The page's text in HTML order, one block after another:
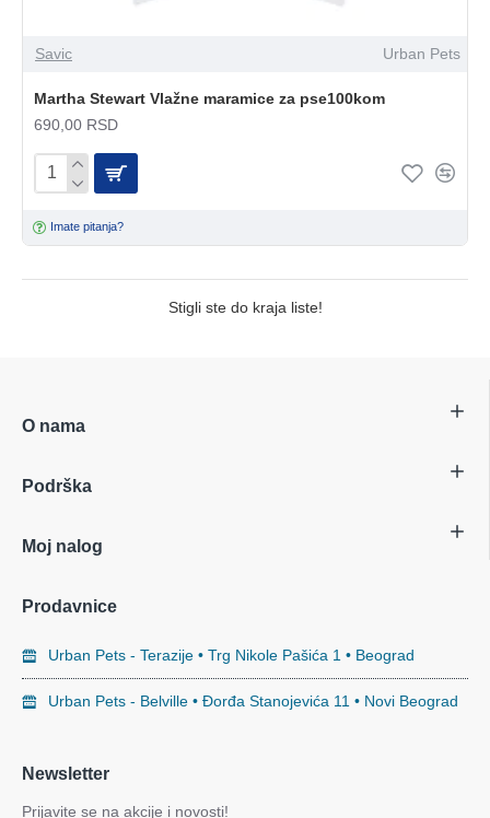
Savic Urban Pets
Martha Stewart Vlažne maramice za pse100kom
690,00 RSD
Imate pitanja?
Stigli ste do kraja liste!
O nama
Podrška
Moj nalog
Prodavnice
Urban Pets - Terazije • Trg Nikole Pašića 1 • Beograd
Urban Pets - Belville • Đorđa Stanojevića 11 • Novi Beograd
Newsletter
Prijavite se na akcije i novosti!